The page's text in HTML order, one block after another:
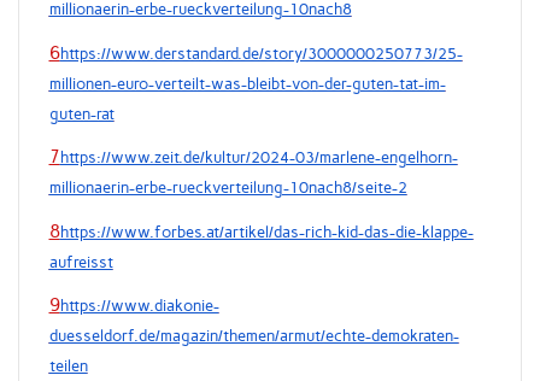
millionaerin-erbe-rueckverteilung-10nach8
6https://www.derstandard.de/story/3000000250773/25-
millionen-euro-verteilt-was-bleibt-von-der-guten-tat-im-
guten-rat
7 https://www.zeit.de/kultur/2024-03/marlene-engelhorn-
millionaerin-erbe-rueckverteilung-10nach8/seite-2
8https://www.forbes.at/artikel/das-rich-kid-das-die-klappe-
aufreisst
9https://www.diakonie-
duesseldorf.de/magazin/themen/armut/echte-demokraten-
teilen